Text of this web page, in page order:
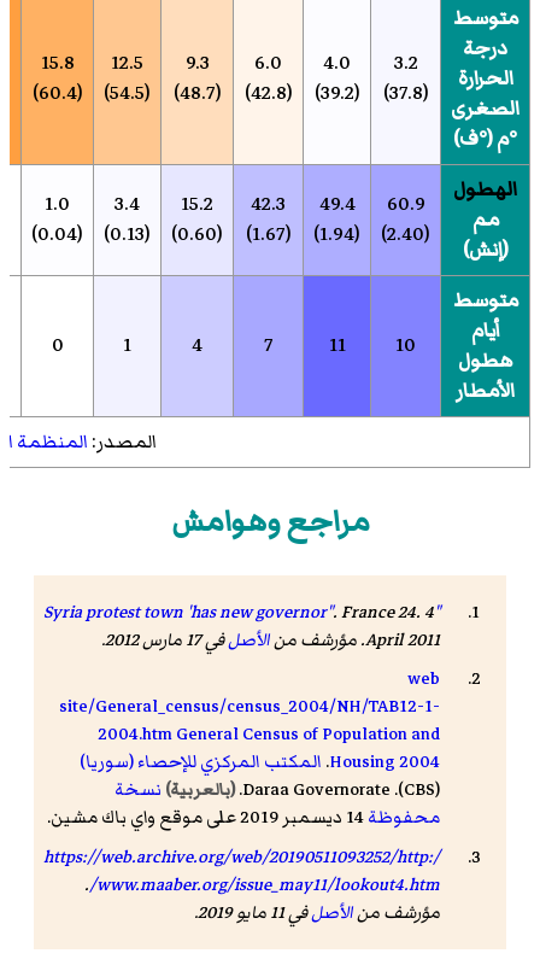
متوسط
درجة
الحرارة
الصغرى
°م (°ف)
3.2
(37.8)
4.0
(39.2)
6.0
(42.8)
9.3
(48.7)
12.5
(54.5)
15.8
(60.4)
الهطول
مم
(إنش)
60.9
(2.40)
49.4
(1.94)
42.3
(1.67)
15.2
(0.60)
3.4
(0.13)
1.0
(0.04)
متوسط
أيام
هطول
الأمطار
10
11
7
4
1
0
المصدر: المنظمة
مراجع وهوامش
"Syria protest town 'has new governor"
.France 24. 4
April 2011. مؤرشف من
الأصلفي 17 مارس 2012
.
web
site/General_census/census_2004/NH/TAB12-1-
2004.htm General Census of Population and
Housing 2004
. المكتب المركزي للإحصاء (سوريا)
(CBS). Daraa Governorate.
(بالعربية) نسخة
محفوظة
https://web.archive.org/web/20190511093252/http:/
/www.maaber.org/issue_may11/lookout4.htm
.
مؤرشف منالأصلفي 11 مايو 2019.